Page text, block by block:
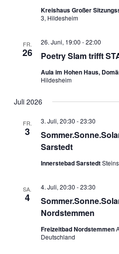
Kreishaus Großer
3, Hildesheim
FR.
26 Poetry Slam trifft
26. Juni, 19:00 -22:00
Aula im Hohen Haus,
Hildesheim
Juli 2026
FR.
3
Sarstedt
3. Juli, 20:30 -23:30
Innerstebad Sarstedt
SA.
4
Nordstemmen
4. Juli, 20:30 -23:30
Freizeitbad Nordstemmen
Deutschland